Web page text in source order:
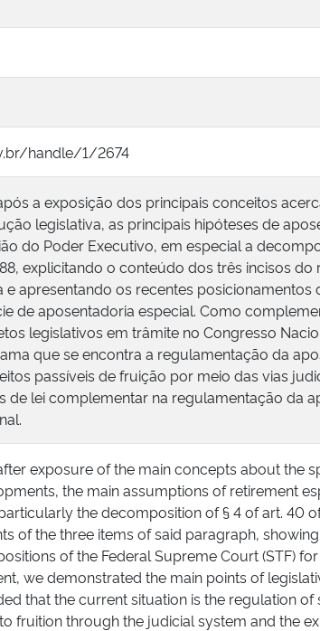
handle/1/2674
a exposição dos principais conceitos
legislativa, as principais hipóteses de
do Poder Executivo, em especial a
explicitando o conteúdo dos três incisos
e apresentando os recentes posicionamentos
de aposentadoria especial. Como
legislativos em trâmite no Congresso
que se encontra a regulamentação da
passíveis de fruição por meio das vias
de lei complementar na regulamentação da
exposure of the main concepts about the
the main assumptions of retirement
the decomposition of § 4 of art. 40
of the three items of said paragraph,
of the Federal Supreme Court (STF)
we demonstrated the main points of
that the current situation is the regulation
fruition through the judicial system and the